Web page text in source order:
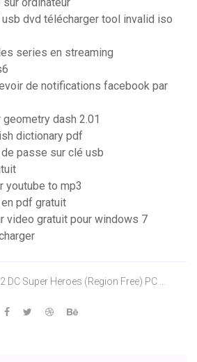
sur ordinateur
dvd télécharger tool invalid iso
series en streaming
de notifications facebook par
dash 2.01
dictionary pdf
passe sur clé usb
youtube to mp3
pdf gratuit
video gratuit pour windows 7
DC Super Heroes (Region Free) PC …